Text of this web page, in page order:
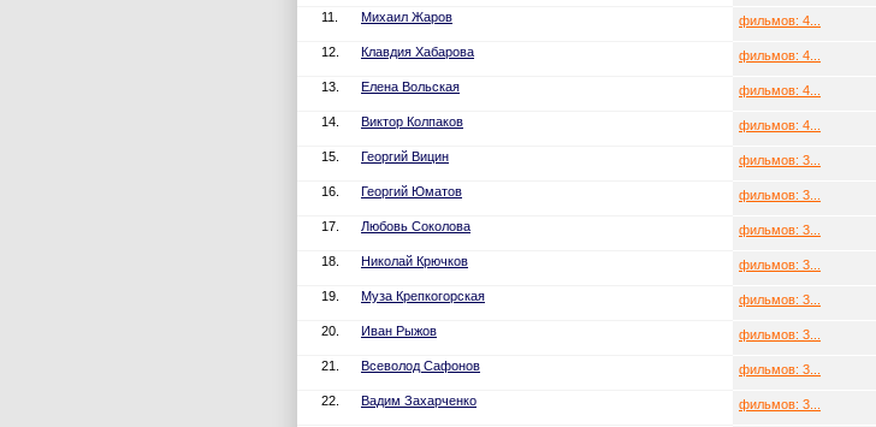
11. Михаил Жаров фильмов: 4...
12. Клавдия Хабарова фильмов: 4...
13. Елена Вольская фильмов: 4...
14. Виктор Колпаков фильмов: 4...
15. Георгий Вицин фильмов: 3...
16. Георгий Юматов фильмов: 3...
17. Любовь Соколова фильмов: 3...
18. Николай Крючков фильмов: 3...
19. Муза Крепкогорская фильмов: 3...
20. Иван Рыжов фильмов: 3...
21. Всеволод Сафонов фильмов: 3...
22. Вадим Захарченко фильмов: 3...